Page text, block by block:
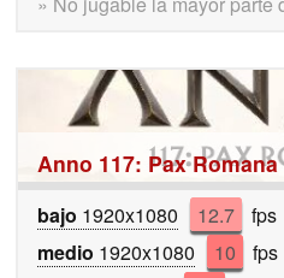
Anno 117: Pax Romana
bajo 1920x1080 12.7 fps
medio 1920x1080 10 fps